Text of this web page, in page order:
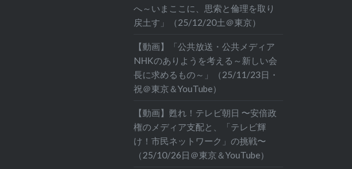
へ～いまここに、思索と倫理を取り
戻土す」（25/12/20土＠東京）
【動画】「公共放送・公共メディア
NHKのありようを考える～新しい会
長に求めるもの～」（25/11/23日・
祝＠東京＆YouTube）
【動画】甦れ！テレビ朝日 〜安倍政
権のメディア支配と、「テレビ輝
け！市民ネットワーク」の挑戦〜
（25/10/26日＠東京＆YouTube）